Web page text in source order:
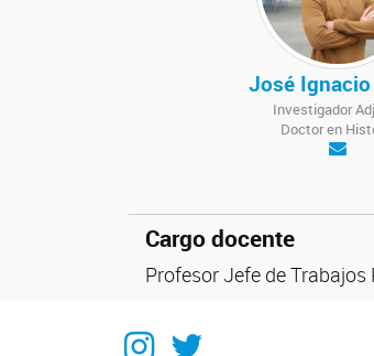
José
Investigador
Doctor en
Cargo docente
Profesor Jefe de
Instagram
Twitter